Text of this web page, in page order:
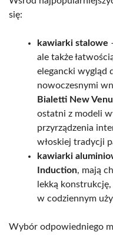
się:
kawiarki stalowe
ale także
elegancki wygląd
nowoczesnymi
Bialetti New
ostatni z modeli
przyrządzenia
włoskiej tradycji
kawiarki
Induction, mają
lekką
w codziennym
Wybór odpowiedniego